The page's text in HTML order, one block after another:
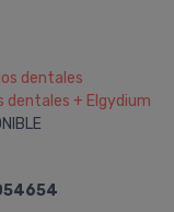
dentales
dentales + Elgydium